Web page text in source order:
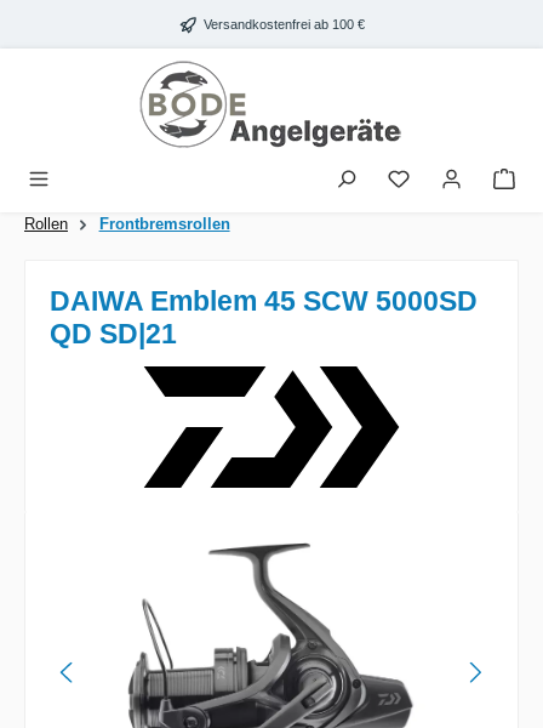
Zum Hauptinhalt springen Versandkostenfrei ab 100 €
Rollen Frontbremsrollen
DAIWA Emblem 45 SCW 5000SD
QD SD|21
Bildergalerie überspringen